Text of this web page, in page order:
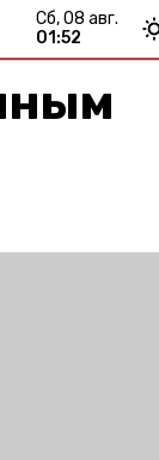
сб, 08 авг.
01:52